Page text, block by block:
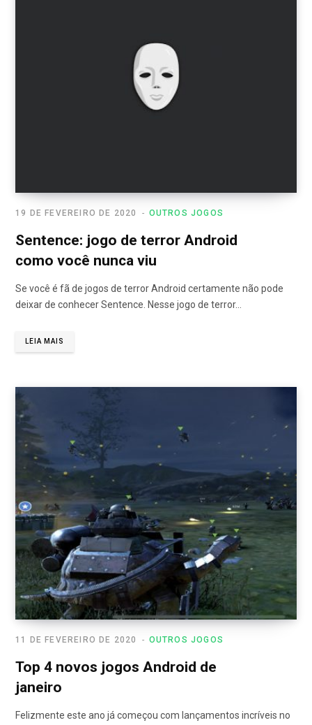
OUTROS JOGOS
19 DE FEVEREIRO DE 2020
Sentence: jogo de terror Android
como você nunca viu
Se você é fã de jogos de terror Android certamente não pode
deixar de conhecer Sentence. Nesse jogo de terror…
LEIA MAIS
OUTROS JOGOS
11 DE FEVEREIRO DE 2020
Top 4 novos jogos Android de
janeiro
Felizmente este ano já começou com lançamentos incríveis no